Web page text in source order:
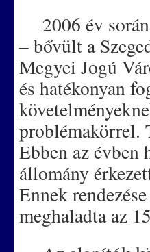
2006 év során
– bővült a
Megyei Jogú
és hatékonyan
problémakörrel.
Ebben az évben
állomány
Ennek
meghaladta az